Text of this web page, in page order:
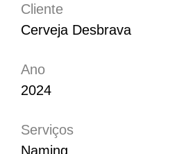
Cliente
Cerveja Desbrava
Ano
2024
Serviços
Naming